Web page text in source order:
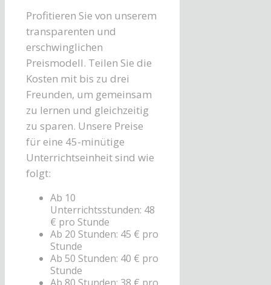
Profitieren Sie von unserem
transparenten und
erschwinglichen
Preismodell. Teilen Sie die
Kosten mit bis zu drei
Freunden, um gemeinsam
zu lernen und gleichzeitig
zu sparen. Unsere Preise
für eine 45-minütige
Unterrichtseinheit sind wie
folgt:
Ab 10
Unterrichtsstunden: 48
€ pro Stunde
Ab 20 Stunden: 45 € pro
Stunde
Ab 50 Stunden: 40 € pro
Stunde